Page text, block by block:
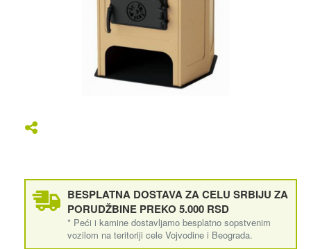
BESPLATNA DOSTAVA ZA CELU SRBIJU ZA
PORUDŽBINE PREKO 5.000 RSD
* Peći i kamine dostavljamo besplatno sopstvenim
vozilom na teritoriji cele Vojvodine i Beograda.